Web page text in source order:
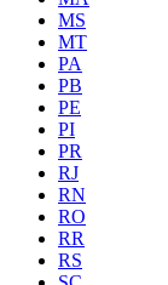
MS
MT
PA
PB
PE
PI
PR
RJ
RN
RO
RR
RS